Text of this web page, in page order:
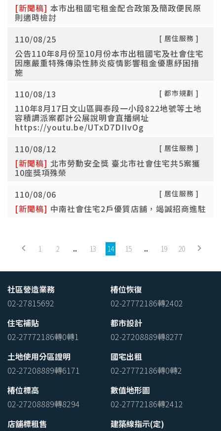
[新聞稿] 本市出租國宅租金配合政策及簡政便民原
則適時檢討
公告110年8月份至10月份本市出租國宅及社會住宅
因應嚴重特殊傳染性肺炎疫情影響租金優惠紓困措
施
[ 居住服務 ]
110/08/25
110年8月17日文山區興泰段一小段822地號等土地
容積調派案都計公展說明會直播網址
https://youtu.be/UTxD7DIIvOg
[ 都市規劃 ]
110/08/13
[新聞稿] 北市勞動安全獎 臺北市社會住宅共5案獲
10座獎項殊榮
[ 居住服務 ]
110/08/12
[新聞稿] 中南社會住宅2戶優質店舖，竭誠招商進駐
[ 居住服務 ]
110/08/06
keyboard_arrow_left 1 2 .. 13 14 15 .. 19 20 keyboard_arrow_right
社區營造業務
02-27815692
椿位恢復
02-27772186轉2402
住宅補貼
02-27772186轉0轉1
都市設計
02-27208889轉8277
土地使用分區證明
02-27208889轉6171
國宅出租
02-27772186轉0轉2
椿位標高
02-27208889轉8294
數值地形圖
02-27772186轉2412
店舖標租售
建築線指示(定)